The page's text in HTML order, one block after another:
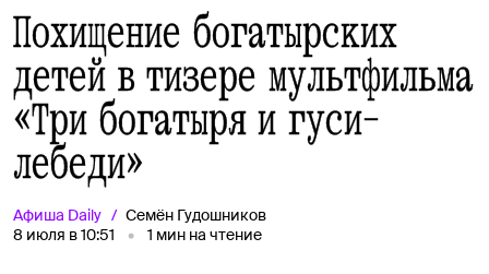
Похищение богатырских
детей в тизере мультфильма
«Три богатыря и гуси-
лебеди»
Афиша Daily
Семён Гудошников
8 июля в 10:51
1 мин на чтение